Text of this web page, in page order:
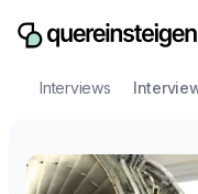
Interviews